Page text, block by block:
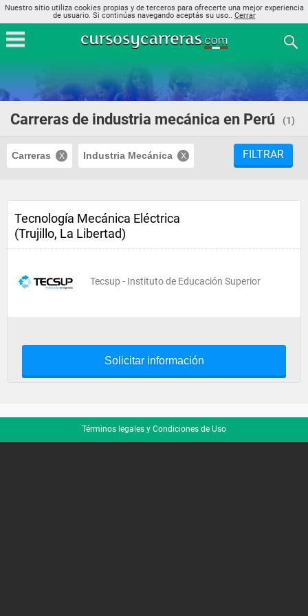
Nuestro sitio utiliza cookies propias y de terceros para ofrecerte una mejor experiencia
de usuario. Si continúas navegando aceptás su uso.. Cerrar
Carreras de industria mecánica en Perú (1)
Carreras Industria Mecánica FILTRAR
Tecnología Mecánica Eléctrica
(Trujillo, La Libertad)
Tecsup - Instituto de Educación Superior
Solicitar información
Términos legales y Condiciones de Uso